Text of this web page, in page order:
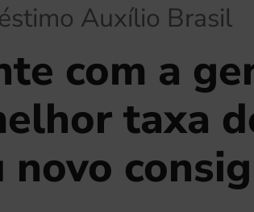
Auxílio Brasil
com a
taxa
novo